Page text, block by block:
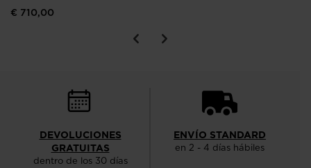
€ 710,00
DEVOLUCIONES
GRATUITAS
dentro de los 30 días
ENVÍO STANDARD
en 2 - 4 días hábiles